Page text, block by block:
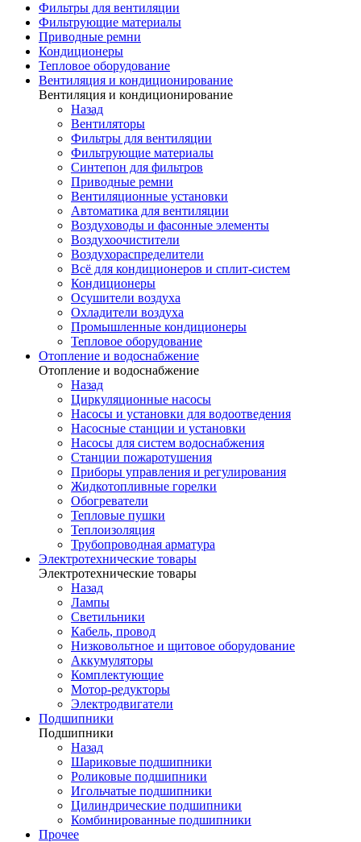
Фильтры для вентиляции
Фильтрующие материалы
Приводные ремни
Кондиционеры
Тепловое оборудование
Вентиляция и кондиционирование
Вентиляция и кондиционирование
Назад
Вентиляторы
Фильтры для вентиляции
Фильтрующие материалы
Синтепон для фильтров
Приводные ремни
Вентиляционные установки
Автоматика для вентиляции
Воздуховоды и фасонные элементы
Воздухоочистители
Воздухораспределители
Всё для кондиционеров и сплит-систем
Кондиционеры
Осушители воздуха
Охладители воздуха
Промышленные кондиционеры
Тепловое оборудование
Отопление и водоснабжение
Отопление и водоснабжение
Назад
Циркуляционные насосы
Насосы и установки для водоотведения
Насосные станции и установки
Насосы для систем водоснабжения
Станции пожаротушения
Приборы управления и регулирования
Жидкотопливные горелки
Обогреватели
Тепловые пушки
Теплоизоляция
Трубопроводная арматура
Электротехнические товары
Электротехнические товары
Назад
Лампы
Светильники
Кабель, провод
Низковольтное и щитовое оборудование
Аккумуляторы
Комплектующие
Мотор-редукторы
Электродвигатели
Подшипники
Подшипники
Назад
Шариковые подшипники
Роликовые подшипники
Игольчатые подшипники
Цилиндрические подшипники
Комбинированные подшипники
Прочее